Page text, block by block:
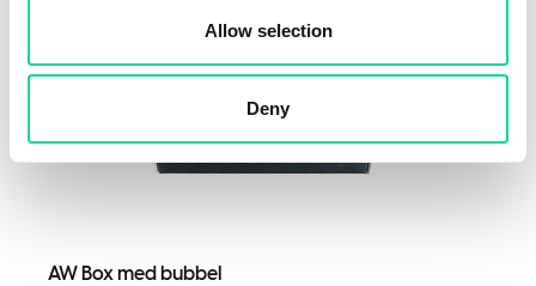
Allow selection
Deny
AW Box med bubbel